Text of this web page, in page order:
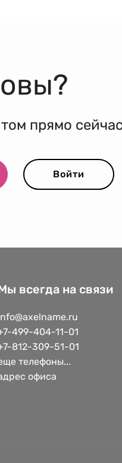
прямо
Войти
всегда на связи
499-404-11-01
812-309-51-01
телефоны...
офиса